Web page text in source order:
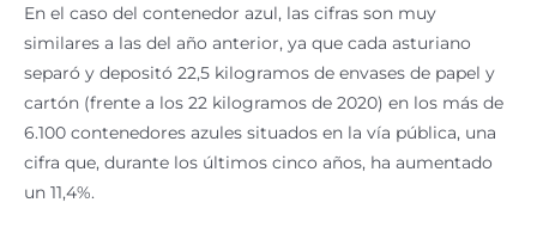
En el caso del contenedor azul, las cifras son muy
similares a las del año anterior, ya que cada asturiano
separó y depositó 22,5 kilogramos de envases de papel y
cartón (frente a los 22 kilogramos de 2020) en los más de
6.100 contenedores azules situados en la vía pública, una
cifra que, durante los últimos cinco años, ha aumentado
un 11,4%.